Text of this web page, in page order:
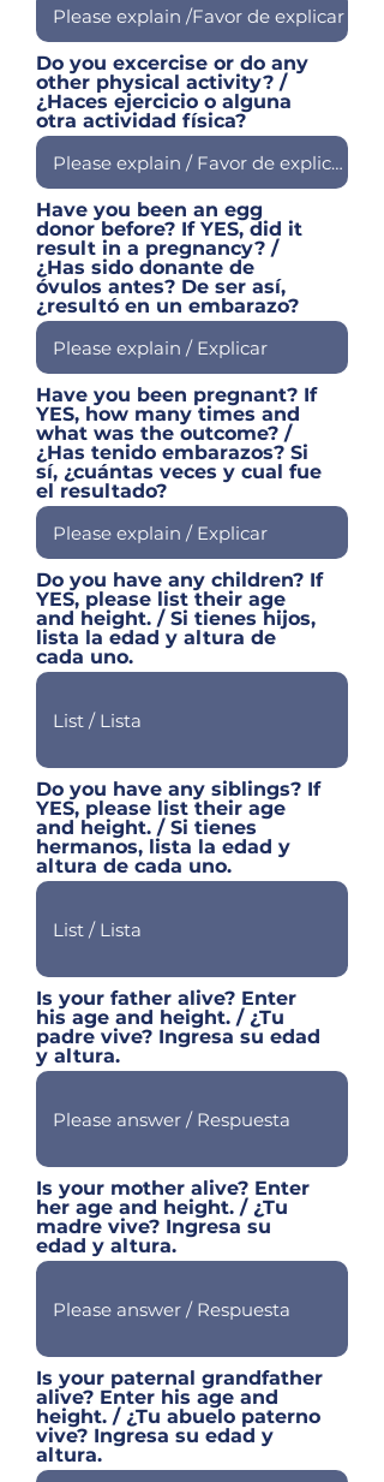
Do you excercise or do any
other physical activity? /
¿Haces ejercicio o alguna
otra actividad física?
Have you been an egg
donor before? If YES, did it
result in a pregnancy? /
¿Has sido donante de
óvulos antes? De ser así,
¿resultó en un embarazo?
Have you been pregnant? If
YES, how many times and
what was the outcome? /
¿Has tenido embarazos? Si
sí, ¿cuántas veces y cual fue
el resultado?
Do you have any children? If
YES, please list their age
and height. / Si tienes hijos,
lista la edad y altura de
cada uno.
Do you have any siblings? If
YES, please list their age
and height. / Si tienes
hermanos, lista la edad y
altura de cada uno.
Is your father alive? Enter
his age and height. / ¿Tu
padre vive? Ingresa su edad
y altura.
Is your mother alive? Enter
her age and height. / ¿Tu
madre vive? Ingresa su
edad y altura.
Is your paternal grandfather
alive? Enter his age and
height. / ¿Tu abuelo paterno
vive? Ingresa su edad y
altura.